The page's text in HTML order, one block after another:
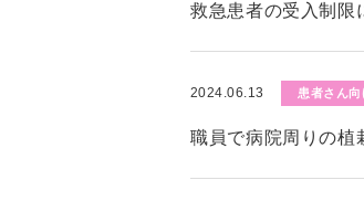
救急患者の受入制限
2024.06.13 患者さん向
職員で病院周りの植